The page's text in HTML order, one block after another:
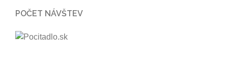
POČET NÁVŠTEV